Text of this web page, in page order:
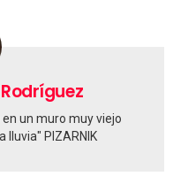
un muro muy viejo
lluvia" PIZARNIK